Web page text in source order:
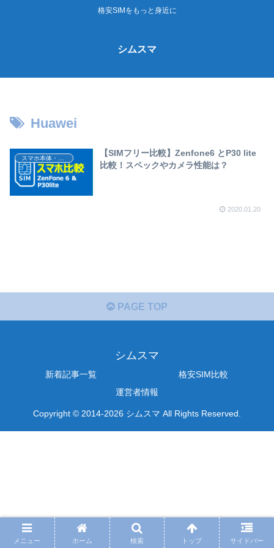
格安SIMをもっと身近に
シムスマ
Huawei
スマホ本体・スマホの選び方
【SIMフリー比較】Zenfone6 とP30 lite
比較！スペックやカメラ性能は？
2020.01.20
PAGE TOP
シムスマ
新着記事一覧
格安SIM比較
運営者情報
Copyright © 2014-2026 シムスマ All Rights Reserved.
メニュー ホーム 検索 トップ サイドバー